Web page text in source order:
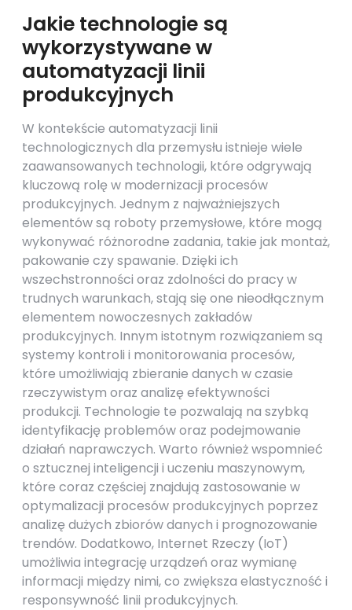
Jakie technologie są
wykorzystywane w
automatyzacji linii
produkcyjnych
W kontekście automatyzacji linii
technologicznych dla przemysłu istnieje wiele
zaawansowanych technologii, które odgrywają
kluczową rolę w modernizacji procesów
produkcyjnych. Jednym z najważniejszych
elementów są roboty przemysłowe, które mogą
wykonywać różnorodne zadania, takie jak montaż,
pakowanie czy spawanie. Dzięki ich
wszechstronności oraz zdolności do pracy w
trudnych warunkach, stają się one nieodłącznym
elementem nowoczesnych zakładów
produkcyjnych. Innym istotnym rozwiązaniem są
systemy kontroli i monitorowania procesów,
które umożliwiają zbieranie danych w czasie
rzeczywistym oraz analizę efektywności
produkcji. Technologie te pozwalają na szybką
identyfikację problemów oraz podejmowanie
działań naprawczych. Warto również wspomnieć
o sztucznej inteligencji i uczeniu maszynowym,
które coraz częściej znajdują zastosowanie w
optymalizacji procesów produkcyjnych poprzez
analizę dużych zbiorów danych i prognozowanie
trendów. Dodatkowo, Internet Rzeczy (IoT)
umożliwia integrację urządzeń oraz wymianę
informacji między nimi, co zwiększa elastyczność i
responsywność linii produkcyjnych.